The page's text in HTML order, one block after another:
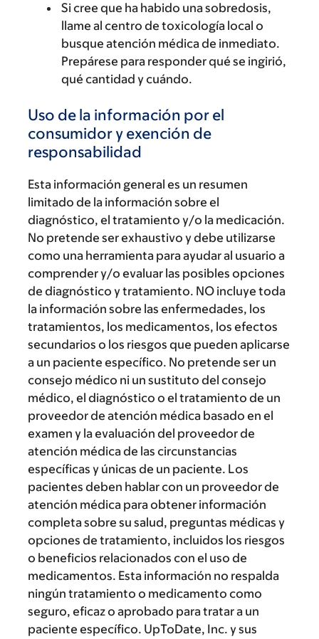
Si cree que ha habido una sobredosis,
llame al centro de toxicología local o
busque atención médica de inmediato.
Prepárese para responder qué se ingirió,
qué cantidad y cuándo.
Uso de la información por el
consumidor y exención de
responsabilidad
Esta información general es un resumen
limitado de la información sobre el
diagnóstico, el tratamiento y/o la medicación.
No pretende ser exhaustivo y debe utilizarse
como una herramienta para ayudar al usuario a
comprender y/o evaluar las posibles opciones
de diagnóstico y tratamiento. NO incluye toda
la información sobre las enfermedades, los
tratamientos, los medicamentos, los efectos
secundarios o los riesgos que pueden aplicarse
a un paciente específico. No pretende ser un
consejo médico ni un sustituto del consejo
médico, el diagnóstico o el tratamiento de un
proveedor de atención médica basado en el
examen y la evaluación del proveedor de
atención médica de las circunstancias
específicas y únicas de un paciente. Los
pacientes deben hablar con un proveedor de
atención médica para obtener información
completa sobre su salud, preguntas médicas y
opciones de tratamiento, incluidos los riesgos
o beneficios relacionados con el uso de
medicamentos. Esta información no respalda
ningún tratamiento o medicamento como
seguro, eficaz o aprobado para tratar a un
paciente específico. UpToDate, Inc. y sus